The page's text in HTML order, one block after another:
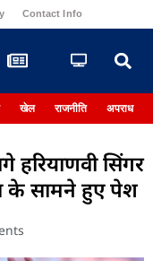
Contact Info
खेल राजनीति अपराध
हरियाणवी सिंगर
के सामने हुए पेश